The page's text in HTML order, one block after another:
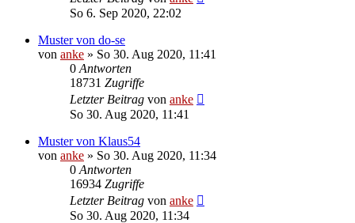
So 6. Sep 2020, 22:02
Muster von do-se
von anke » So 30. Aug 2020, 11:41
0 Antworten
18731 Zugriffe
Letzter Beitrag von anke
So 30. Aug 2020, 11:41
Muster von Klaus54
von anke » So 30. Aug 2020, 11:34
0 Antworten
16934 Zugriffe
Letzter Beitrag von anke
So 30. Aug 2020, 11:34